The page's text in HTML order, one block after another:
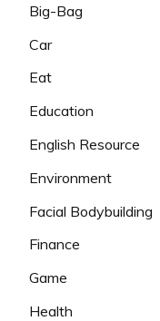
Big-Bag
Car
Eat
Education
English Resource
Environment
Facial Bodybuilding
Finance
Game
Health